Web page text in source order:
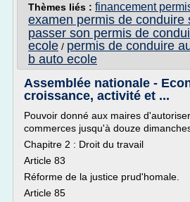
Thèmes liés : financement
examen permis de conduire
passer son permis de
ecole / permis de conduire
b auto ecole
Assemblée nationale -
croissance, activité et ...
Pouvoir donné aux maires
commerces jusqu'à douze
Chapitre 2 : Droit du travail
Article 83
Réforme de la justice prud'homale.
Article 85